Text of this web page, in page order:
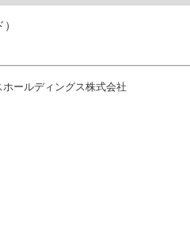
ールディングス株式会社